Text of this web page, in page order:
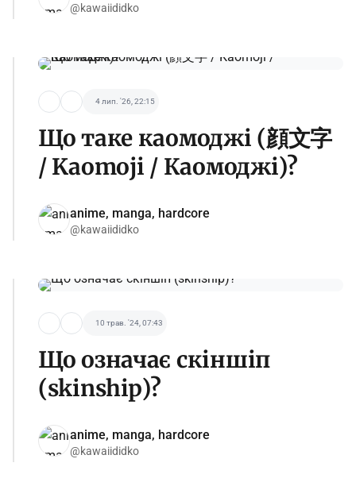
@kawaiididko
4 лип. '26, 22:15
Що таке каомоджі (顔文字
/ Kaomoji / Каомоджі)?
anime, manga, hardcore
@kawaiididko
10 трав. '24, 07:43
Що означає скіншіп
(skinship)?
anime, manga, hardcore
@kawaiididko